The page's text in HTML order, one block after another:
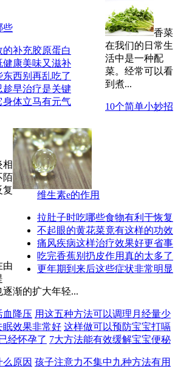
些
补充胶原蛋白
健康美味又滋补
西别再乱吃了
趁早治疗是关键
体立马有元气
维生素e的作用
拉肚子时吃哪些食物有利于恢复
不起眼的黄花菜竟有这样的功效
痛风疾病这样治疗效果好更省事
吃完香蕉别扔皮作用真的太多了
更年期到来后这些症状非常明显
香菜
在我们的日常生
活中是一种配
菜。经常可以看
到煮...
10个简单小妙招
相
陌
复
由
渐的扩大年轻...
血降压 用这五种方法可以调理月经量少
眠效果非常好 这样做可以预防宝宝打嗝
经怀孕了 7大方法能有效缓解宝宝便秘
原因 孩子注意力不集中九种方法有用